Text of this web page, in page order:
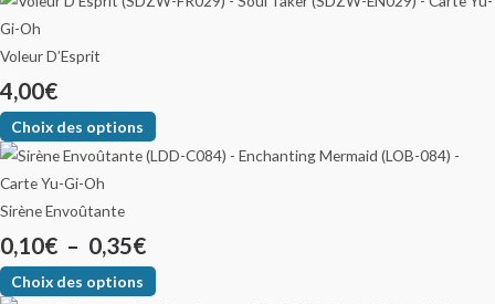
Voleur D’Esprit
4,00€
Choix des options
Sirène Envoûtante
0,10€ – 0,35€
Choix des options